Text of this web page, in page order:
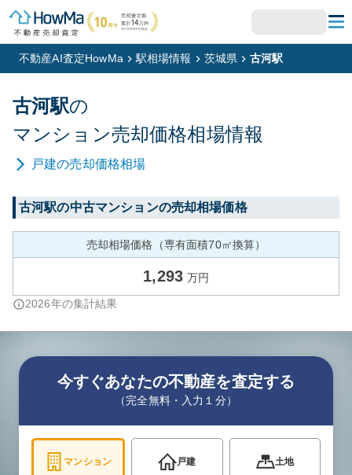
不動産AI査定HowMa 駅相場情報 茨城県 古河駅
古河駅の
マンション売却価格相場情報
戸建の売却価格相場
古河駅の中古マンションの売却相場価格
売却相場価格（専有面積70㎡換算）
1,293 万円
2026年の集計結果
今すぐあなたの不動産を査定する
（完全無料・入力１分）
マンション 戸建 土地